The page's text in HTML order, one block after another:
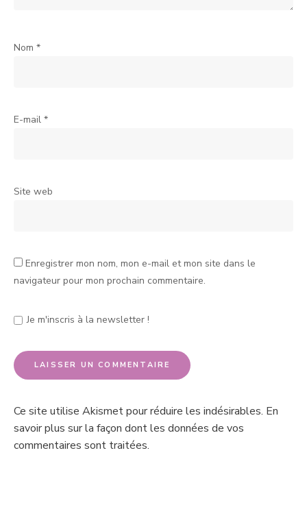
Nom *
E-mail *
Site web
Enregistrer mon nom, mon e-mail et mon site dans le
navigateur pour mon prochain commentaire.
Je m'inscris à la newsletter !
Ce site utilise Akismet pour réduire les indésirables. En
savoir plus sur la façon dont les données de vos
commentaires sont traitées.